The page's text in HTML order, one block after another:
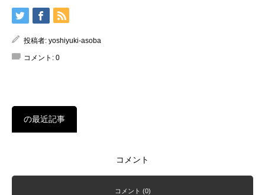
投稿者: yoshiyuki-asoba
コメント: 0
の最近記事
コメント
コメント (0)